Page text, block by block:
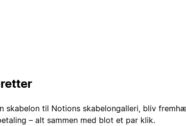
skabelon til Notions skabelongalleri, bliv
– alt sammen med blot et par klik.